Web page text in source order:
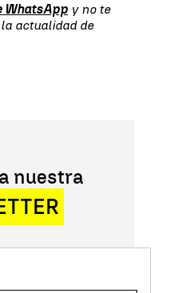
WhatsApp y no te
actualidad de
nuestra